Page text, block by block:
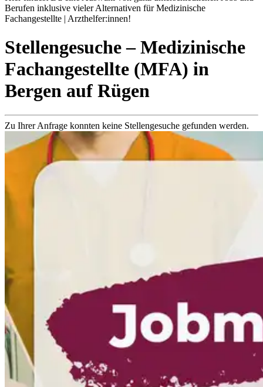
Berufen inklusive vieler Alternativen für Medizinische
Fachangestellte | Arzthelfer:innen!
Stellengesuche– Medizinische
Fachangestellte (MFA) in
Bergen auf Rügen
Zu Ihrer Anfrage konnten keine Stellengesuche gefunden werden.